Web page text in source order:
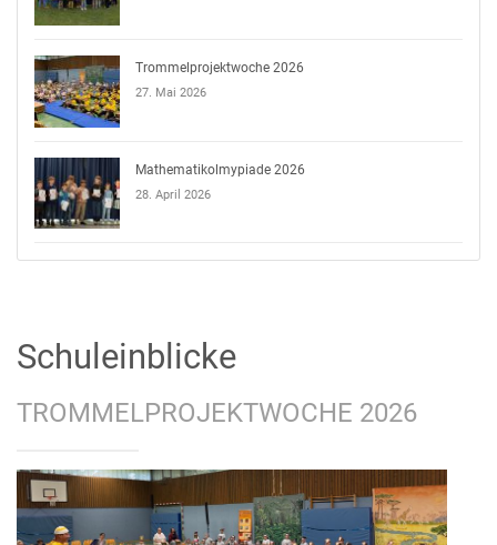
Trommelprojektwoche 2026
27. Mai 2026
Mathematikolmypiade 2026
28. April 2026
Schuleinblicke
TROMMELPROJEKTWOCHE 2026